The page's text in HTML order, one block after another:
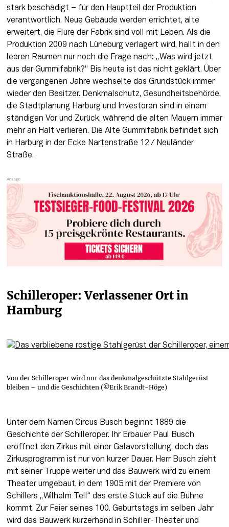
stark beschädigt – für den Hauptteil der Produktion
verantwortlich. Neue Gebäude werden errichtet, alte
erweitert, die Flure der Fabrik sind voll mit Leben. Als die
Produktion 2009 nach Lüneburg verlagert wird, hallt in den
leeren Räumen nur noch die Frage nach: „Was wird jetzt
aus der Gummifabrik?“ Bis heute ist das nicht geklärt. Über
die vergangenen Jahre wechselte das Grundstück immer
wieder den Besitzer. Denkmalschutz, Gesundheitsbehörde,
die Stadtplanung Harburg und Investoren sind in einem
ständigen Vor und Zurück, während die alten Mauern immer
mehr an Halt verlieren. Die Alte Gummifabrik befindet sich
in Harburg in der Ecke Nartenstraße 12 / Neuländer
Straße.
Schilleroper: Verlassener Ort in
Hamburg
Von der Schilleroper wird nur das denkmalgeschützte Stahlgerüst
bleiben – und die Geschichten (©Erik Brandt-Höge)
Unter dem Namen Circus Busch beginnt 1889 die
Geschichte der Schilleroper. Ihr Erbauer Paul Busch
eröffnet den Zirkus mit einer Galavorstellung, doch das
Zirkusprogramm ist nur von kurzer Dauer. Herr Busch zieht
mit seiner Truppe weiter und das Bauwerk wird zu einem
Theater umgebaut, in dem 1905 mit der Premiere von
Schillers „Wilhelm Tell“ das erste Stück auf die Bühne
kommt. Zur Feier seines 100. Geburtstags im selben Jahr
wird das Bauwerk kurzerhand in Schiller-Theater und